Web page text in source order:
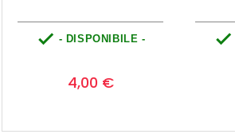
 - DISPONIBILE -
4,00 €
